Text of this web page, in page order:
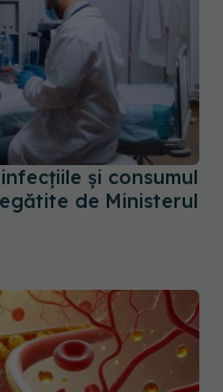
și consumul
de Ministerul